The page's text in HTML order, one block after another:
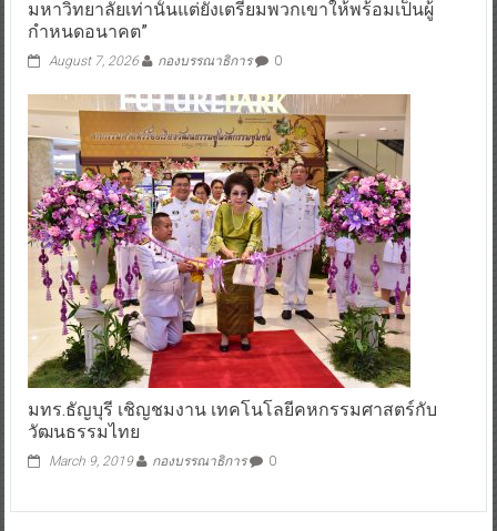
มหาวิทยาลัยเท่านั้นแต่ยังเตรียมพวกเขาให้พร้อมเป็นผู้
กำหนดอนาคต”
August 7, 2026 กองบรรณาธิการ 0
มทร.ธัญบุรี เชิญชมงาน เทคโนโลยีคหกรรมศาสตร์กับ
วัฒนธรรมไทย
March 9, 2019 กองบรรณาธิการ 0